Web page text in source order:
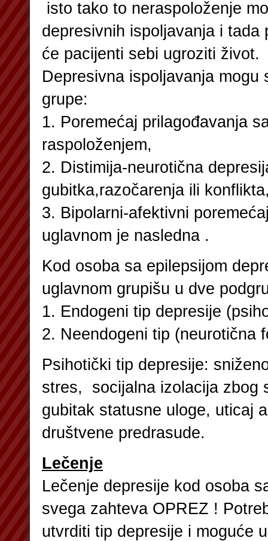
isto tako to neraspoloženje
depresivnih ispoljavanja i tada
će pacijenti sebi ugroziti život.
Depresivna ispoljavanja mogu
grupe:
1. Poremećaj prilagođavanja
raspoloženjem,
2. Distimija-neurotična
gubitka,razočarenja ili
3. Bipolarni-afektivni
uglavnom je nasledna .
Kod osoba sa epilepsijom
uglavnom grupišu u dve
1. Endogeni tip depresije
2. Neendogeni tip (neurotična
Psihotički tip depresije:
stres, socijalna izolacija zbog
gubitak statusne uloge, uticaj
društvene predrasude.
Lečenje
Lečenje depresije kod osoba
svega zahteva OPREZ !
utvrditi tip depresije i moguće